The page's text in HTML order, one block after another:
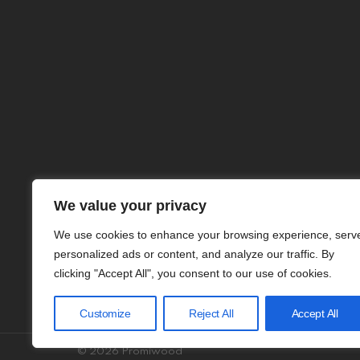
We value your privacy
We use cookies to enhance your browsing experience,
personalized ads or content, and analyze our traffic. By
clicking "Accept All", you consent to our use of cookies.
Customize Reject All Accept All
© 2026 Promiwood